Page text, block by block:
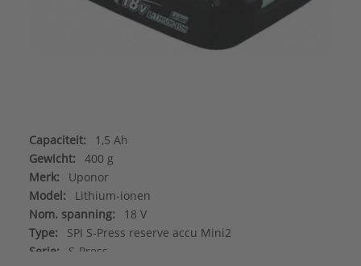
Capaciteit:
1,5 Ah
Gewicht:
400 g
Merk:
Uponor
Model:
Lithium-ionen
Nom. spanning:
18 V
Type:
SPI S-Press reserve accu Mini2
Serie:
S-Press